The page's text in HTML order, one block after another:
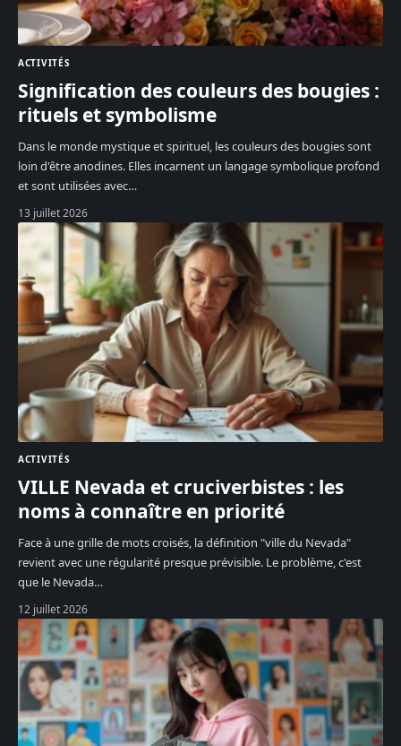
ACTIVITÉS
Signification des couleurs des bougies :
rituels et symbolisme
Dans le monde mystique et spirituel, les couleurs des bougies sont
loin d'être anodines. Elles incarnent un langage symbolique profond
et sont utilisées avec…
13 juillet 2026
ACTIVITÉS
VILLE Nevada et cruciverbistes : les
noms à connaître en priorité
Face à une grille de mots croisés, la définition "ville du Nevada"
revient avec une régularité presque prévisible. Le problème, c'est
que le Nevada…
12 juillet 2026